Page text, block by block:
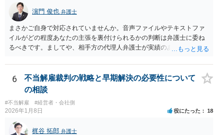
こころをすり減らすより、経歴として有利に使って転職することも選
択肢に入れる方が建設的だと考えます。
濵門 俊也 弁護士
まさかご自身で対応されていませんか。音声ファイルやテキストファ
イルがどの程度あなたの主張を裏付けられるかの判断は弁護士に委ね
るべきです。ましてや、相手方の代理人弁護士が実績のある方たちな
ん。一刻も早く弁護士にご相談ください。
6
不当解雇裁判の戦略と早期解決の必要性について
の相談
#不当解雇 #経営者・会社側
2026年1月8日 役にたった 18
梶谷 拓郎 弁護士